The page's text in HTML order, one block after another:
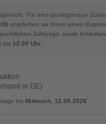
Für eine punktgenaue
empfehlen wir Ihnen einen
Zahlungs- sowie
bis 12:00 Uhr
in DE)
bis Mittwoch, 12.08.2026*